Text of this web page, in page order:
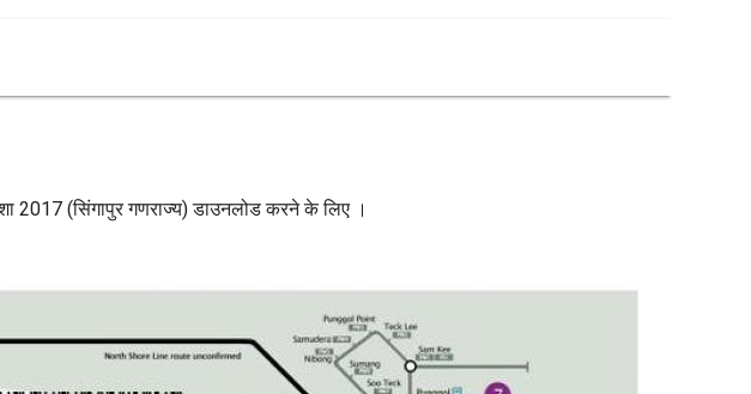
2017 (सिंगापुर गणराज्य) डाउनलोड करने के लिए ।